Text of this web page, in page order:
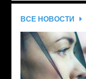
ВСЕ НОВОСТИ